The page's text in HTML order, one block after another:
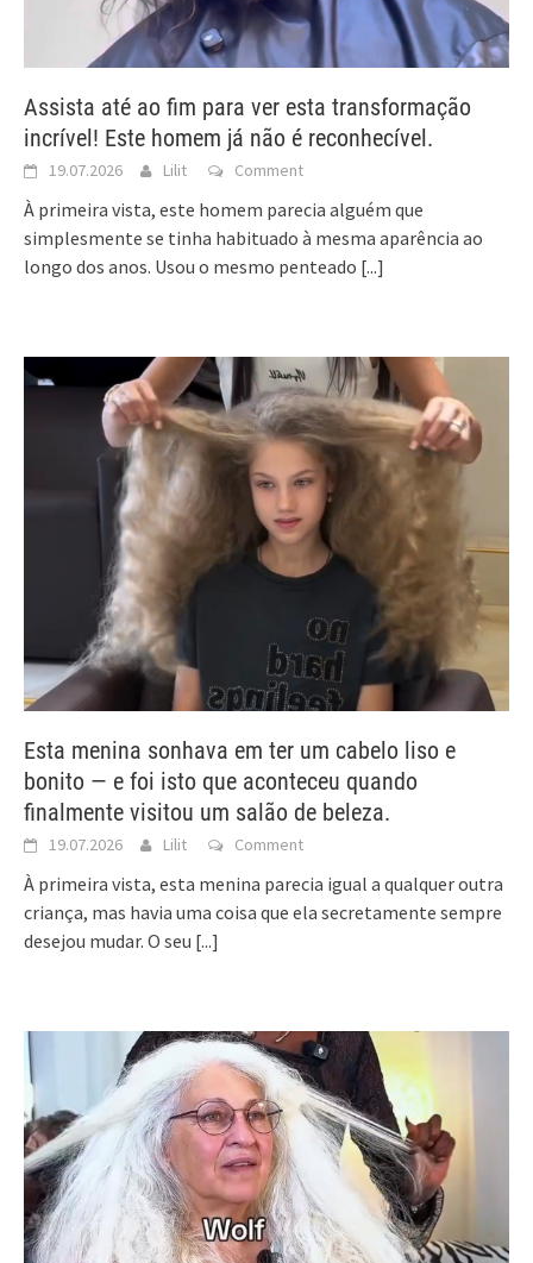
Assista até ao fim para ver esta transformação
incrível! Este homem já não é reconhecível.
19.07.2026 Lilit Comment
À primeira vista, este homem parecia alguém que
simplesmente se tinha habituado à mesma aparência ao
longo dos anos. Usou o mesmo penteado [...]
Esta menina sonhava em ter um cabelo liso e
bonito — e foi isto que aconteceu quando
finalmente visitou um salão de beleza.
19.07.2026 Lilit Comment
À primeira vista, esta menina parecia igual a qualquer outra
criança, mas havia uma coisa que ela secretamente sempre
desejou mudar. O seu [...]